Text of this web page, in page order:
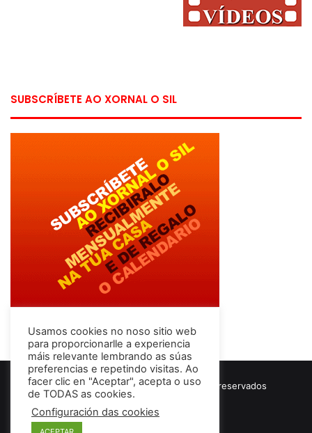
SUBSCRÍBETE AO XORNAL O SIL
© Copyright 2026, Todos los derechos reservados
Términos & Condiciones
Usamos cookies no noso sitio web
para proporcionarlle a experiencia
máis relevante lembrando as súas
preferencias e repetindo visitas. Ao
facer clic en "Aceptar", acepta o uso
de TODAS as cookies.
Configuración das cookies